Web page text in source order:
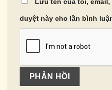
duyệt này cho lần bình